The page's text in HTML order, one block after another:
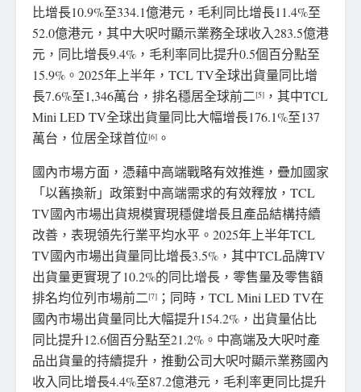
比增長10.9%至334.1億港元，毛利同比增長11.4%至
52.0億港元，其中大呎吋顯示業務全球收入283.5億港
元，同比增長9.4%，毛利率同比提升0.5個百分點至
15.9%。2025年上半年，TCL TV全球出貨量同比增
長7.6%至1,346萬台，排名穩居全球前二[5] ，其中TCL
Mini LED TV全球出貨量同比大幅增長176.1%至137
萬台，位居全球首位[6] 。
國內市場方面，憑藉中高端戰略有效推進，疊加國家
「以舊換新」政策對中高端需求的有效釋放，TCL
TV國內市場出貨規模實現穩健增長且產品結構持續
改善，表現領先行業平均水平。2025年上半年TCL
TV國內市場出貨量同比增長3.5%，其中TCL品牌TV
出貨量更實現了10.2%的同比增長，零售量及零售額
排名均位列市場前二[7] ；同時，TCL Mini LED TV在
國內市場出貨量同比大幅提升154.2%，出貨量佔比
同比提升12.6個百分點至21.2%。中高端及大呎吋產
品出貨量的持續提升，推動公司大呎吋顯示業務國內
收入同比增長4.4%至87.2億港元，毛利率更同比提升